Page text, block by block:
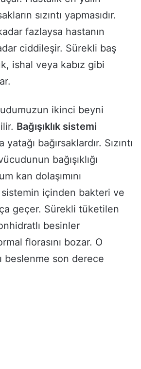
sızıntı yapmasıdır.
fazlaysa hastanın
ciddileşir. Sürekli baş
ishal veya kabız gibi
ikinci beyni
Bağışıklık sistemi
bağırsaklardır. Sızıntı
bağışıklığı
kan dolaşımını
içinden bakteri ve
geçer. Sürekli tüketilen
besinler
florasını bozar. O
beslenme son derece